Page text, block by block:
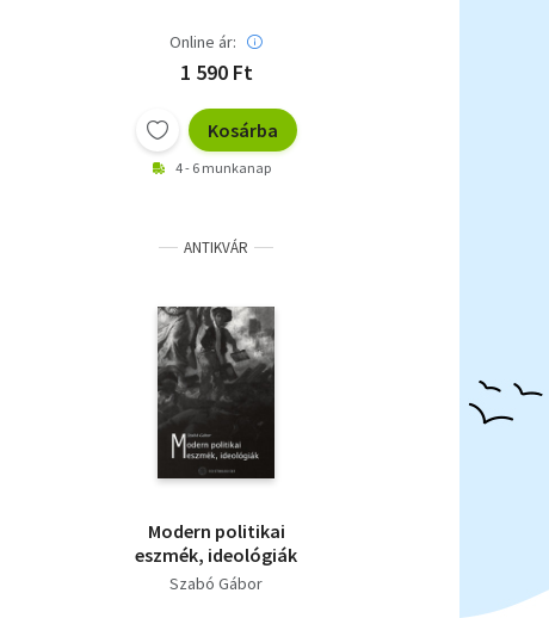
Online ár:
1 590 Ft
Kosárba
4 - 6 munkanap
ANTIKVÁR
Modern politikai
eszmék, ideológiák
Szabó Gábor